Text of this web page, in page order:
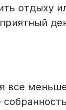
отдыху
все